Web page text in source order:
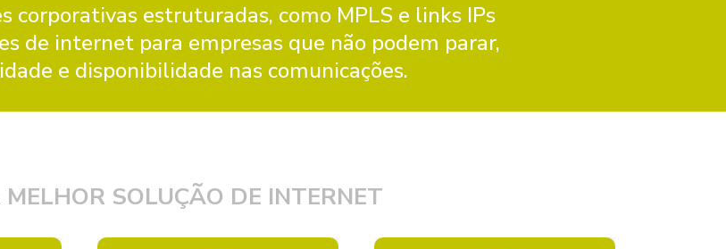
corporativas estruturadas, como MPLS e links IPs
de internet para empresas que não podem parar,
e disponibilidade nas comunicações.
MELHOR SOLUÇÃO DE INTERNET